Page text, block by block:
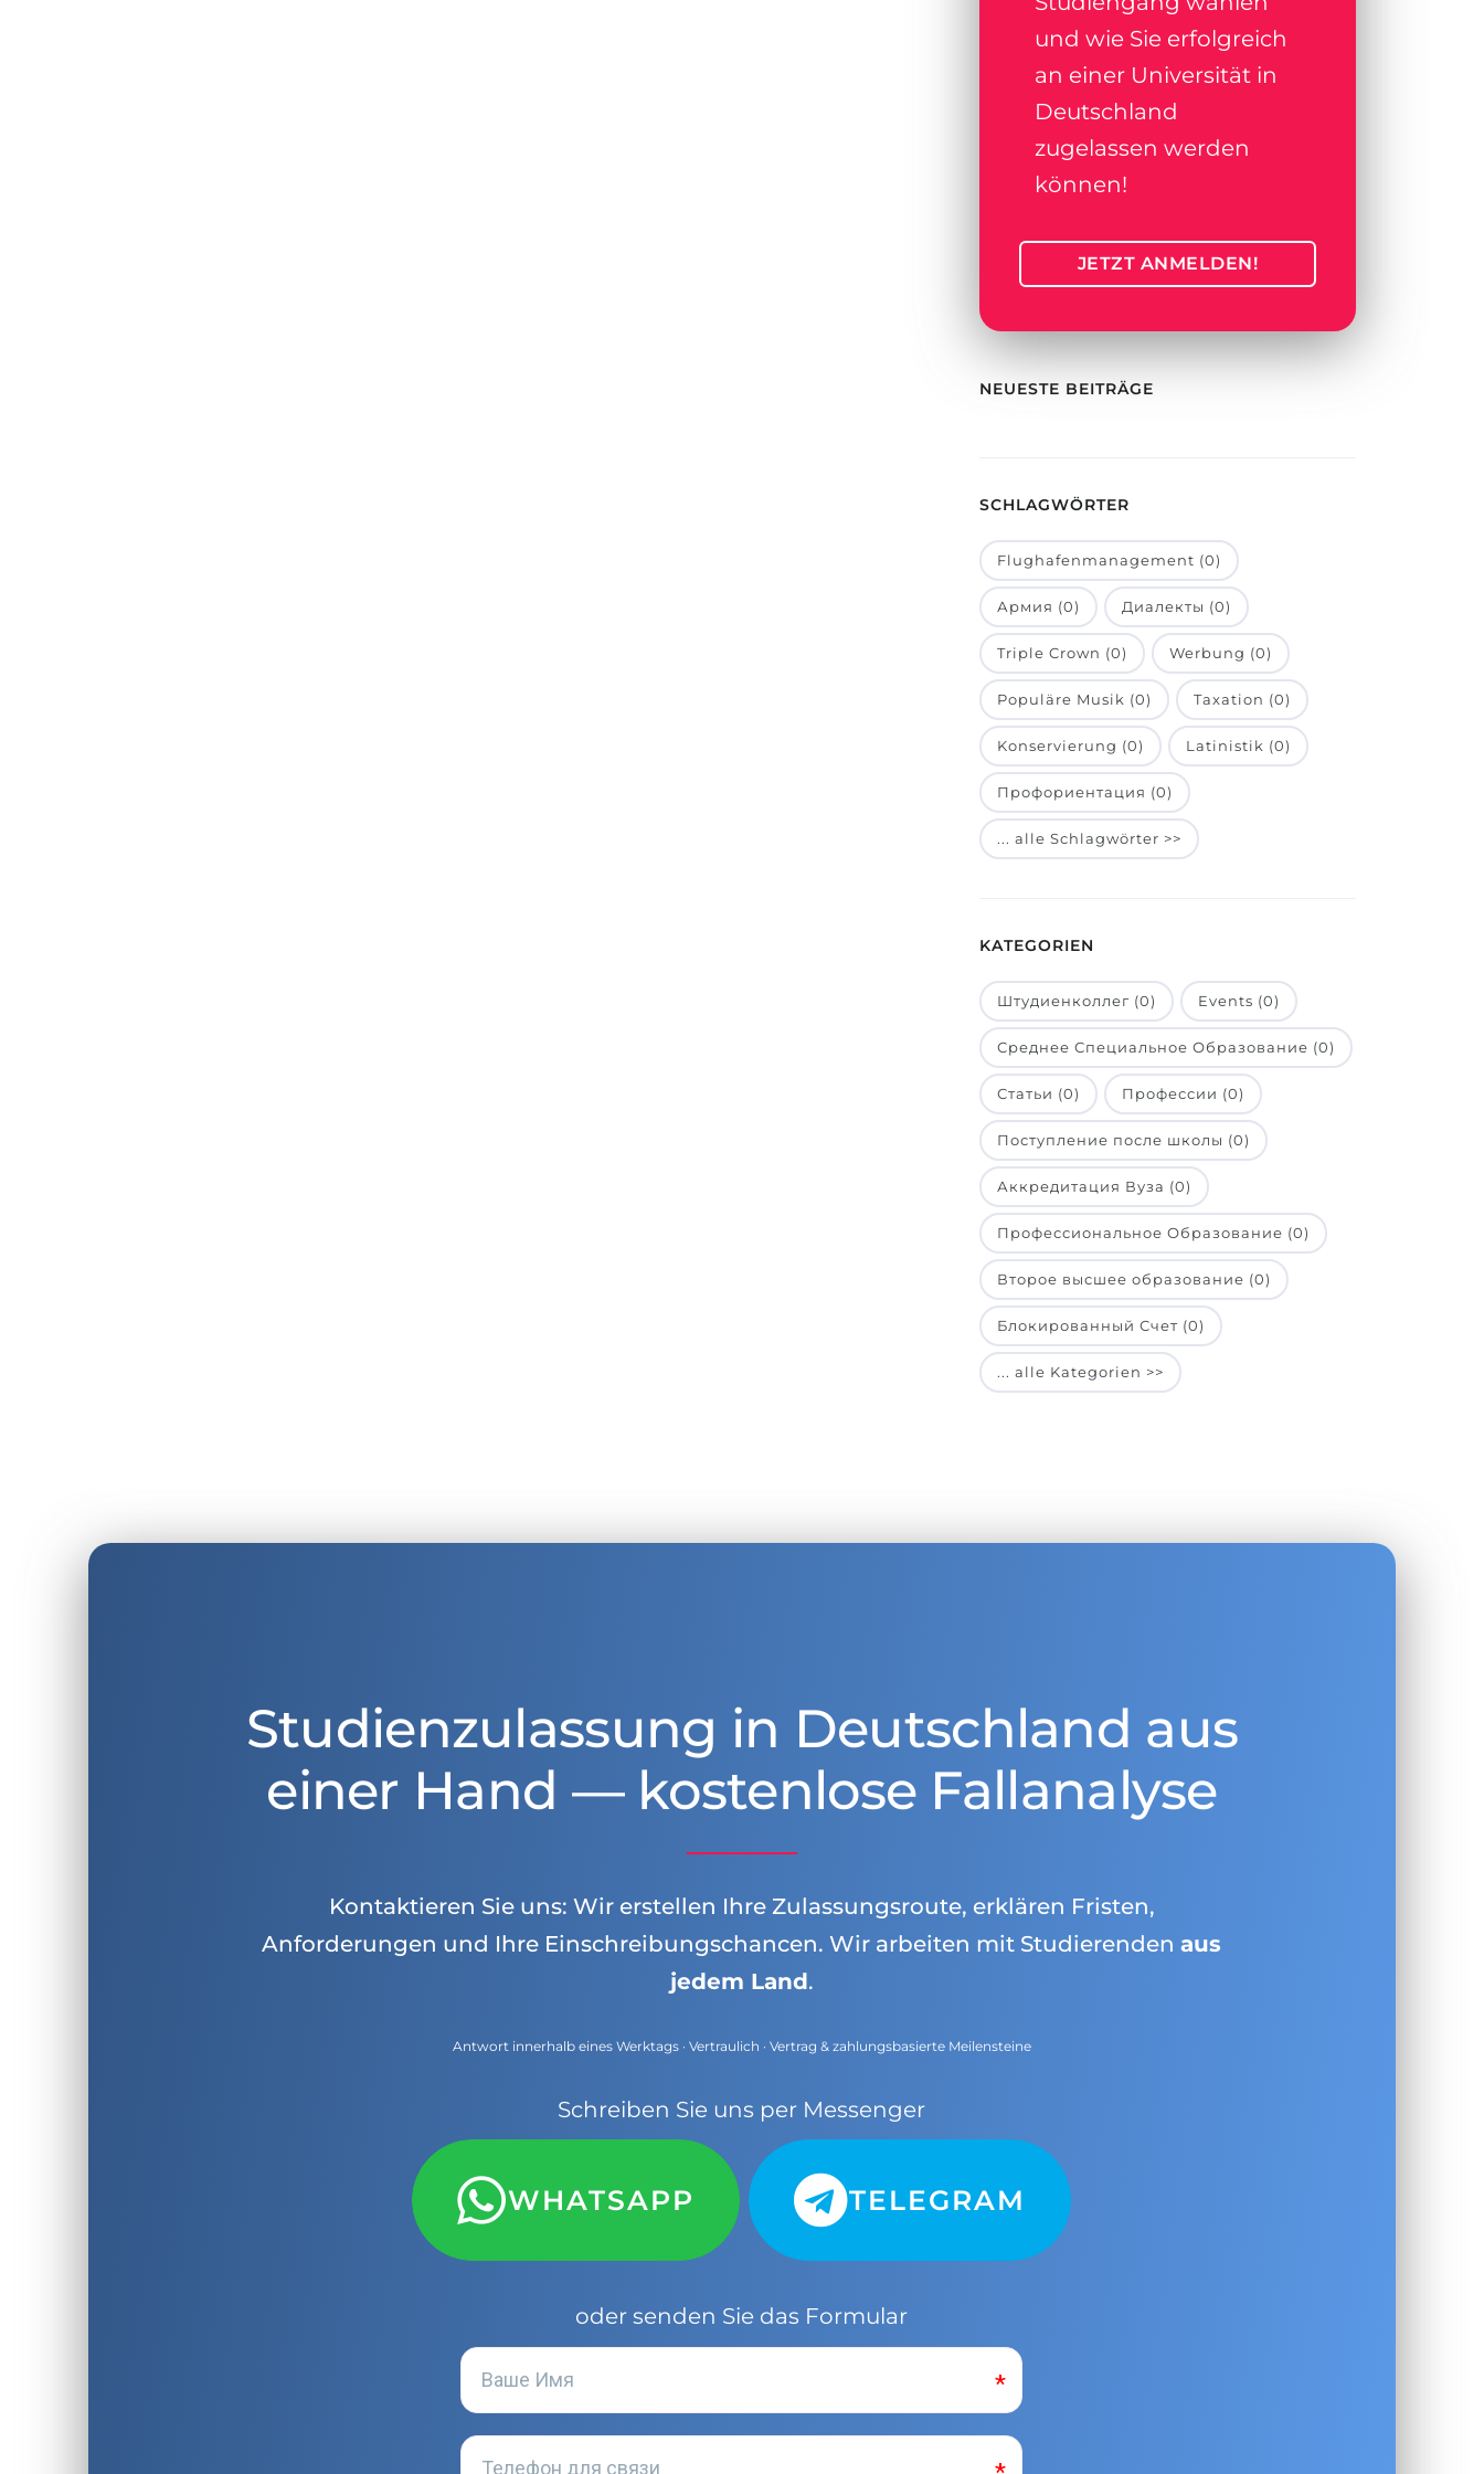
und wie Sie erfolgreich
an einer Universität in
Deutschland
zugelassen werden
können!
JETZT ANMELDEN!
NEUESTE BEITRÄGE
SCHLAGWÖRTER
Flughafenmanagement (0)
Армия (0) Диалекты (0)
Triple Crown (0) Werbung (0)
Populäre Musik (0) Taxation (0)
Konservierung (0) Latinistik (0)
Профориентация (0)
... alle Schlagwörter >>
KATEGORIEN
Штудиенколлег (0) Events (0)
Среднее Специальное Образование (0)
Статьи (0) Профессии (0)
Поступление после школы (0)
Аккредитация Вуза (0)
Профессиональное Образование (0)
Второе высшее образование (0)
Блокированный Счет (0)
... alle Kategorien >>
Studienzulassung in Deutschland aus
einer Hand — kostenlose Fallanalyse
Kontaktieren Sie uns: Wir erstellen Ihre Zulassungsroute, erklären Fristen,
Anforderungen und Ihre Einschreibungschancen. Wir arbeiten mit Studierendenaus
jedem Land.
Antwort innerhalb eines Werktags · Vertraulich · Vertrag & zahlungsbasierte Meilensteine
Schreiben Sie uns per Messenger
WHATSAPP TELEGRAM
oder senden Sie das Formular